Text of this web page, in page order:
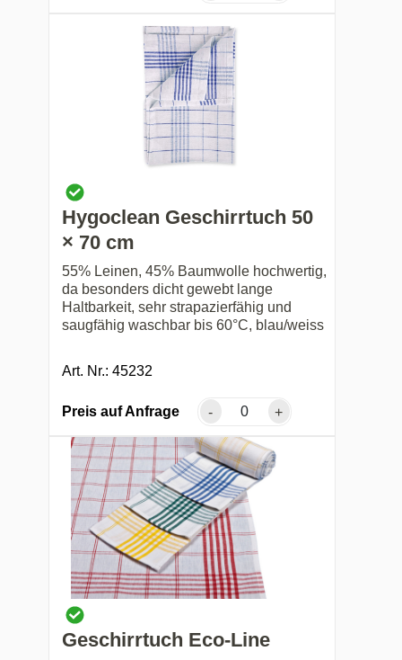
Hygoclean Geschirrtuch 50
× 70 cm
55% Leinen, 45% Baumwolle hochwertig,
da besonders dicht gewebt lange
Haltbarkeit, sehr strapazierfähig und
saugfähig waschbar bis 60°C, blau/weiss
Art. Nr.: 45232
Preis auf Anfrage - +
Geschirrtuch Eco-Line